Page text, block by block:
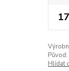
Původ:
Hlídat